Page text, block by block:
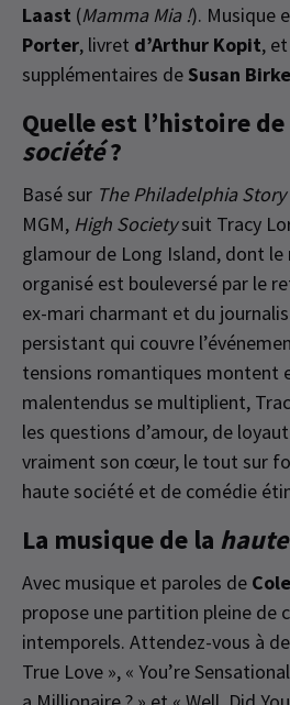
Laast (Mamma Mia !). Musique
Porter, livret d’Arthur Kopit,
supplémentaires de Susan
Quelle est l’histoire de
société?
Basé sur The Philadelphia Story
MGM, High Societysuit Tracy
glamour de Long Island, dont
organisé est bouleversé par le
ex-mari charmant et du
persistant qui couvre
tensions romantiques montent
malentendus se multiplient,
les questions d’amour, de
vraiment son cœur, le tout sur
haute société et de comédie
La musique de la
Avec musique et paroles de
propose une partition pleine de
intemporels. Attendez-vous à
True Love », « You’re